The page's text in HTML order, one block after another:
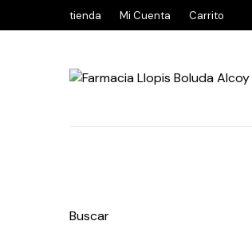
tienda Mi Cuenta Carrito
Buscar